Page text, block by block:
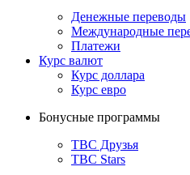
Денежные переводы
Международные
Платежи
Курс валют
Курс доллара
Курс евро
Бонусные программы
TBC Друзья
TBC Stars